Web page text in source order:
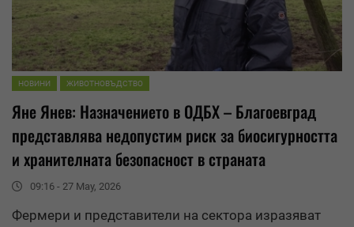
НОВИНИ ЖИВОТНОВЪДСТВО
Яне Янев: Назначението в ОДБХ– Благоевград
представлява недопустим риск за биосигурността
и хранителната безопасност в страната
09:16 - 27 May, 2026
Фермери и представители на сектора изразяват